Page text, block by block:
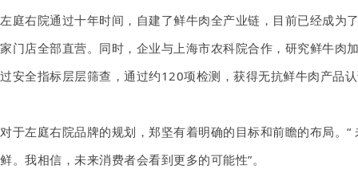
左庭右院通过十年时间，自建了鲜牛肉全产业链，目前已经成
家门店全部直营。同时，企业与上海市农科院合作，研究鲜牛
过安全指标层层筛查，通过约120项检测，获得无抗鲜牛肉产品
对于左庭右院品牌的规划，郑坚有着明确的目标和前瞻的布局。
鲜。我相信，未来消费者会看到更多的可能性”。